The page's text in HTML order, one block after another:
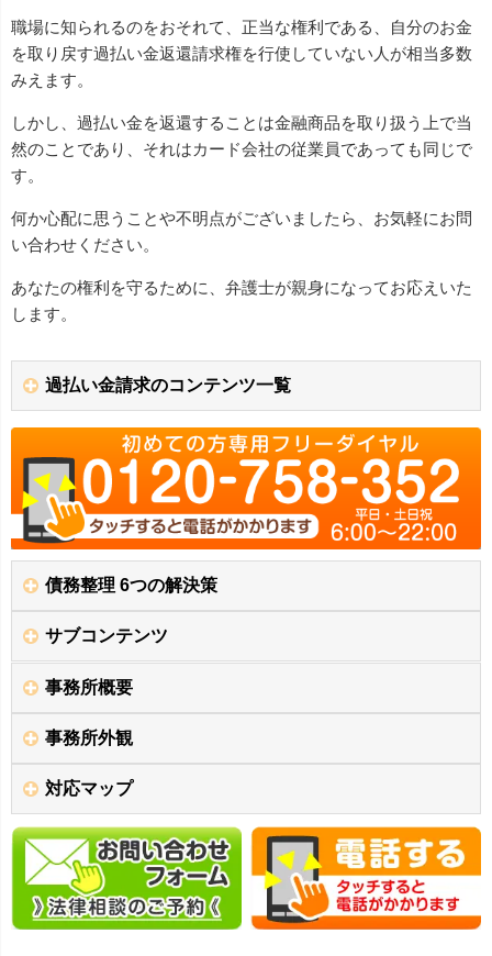
職場に知られるのをおそれて、正当な権利である、自分のお金
を取り戻す過払い金返還請求権を行使していない人が相当多数
みえます。
しかし、過払い金を返還することは金融商品を取り扱う上で当
然のことであり、それはカード会社の従業員であっても同じで
す。
何か心配に思うことや不明点がございましたら、お気軽にお問
い合わせください。
あなたの権利を守るために、弁護士が親身になってお応えいた
します。
過払い金請求のコンテンツ一覧
債務整理 6つの解決策
サブコンテンツ
事務所概要
事務所外観
対応マップ